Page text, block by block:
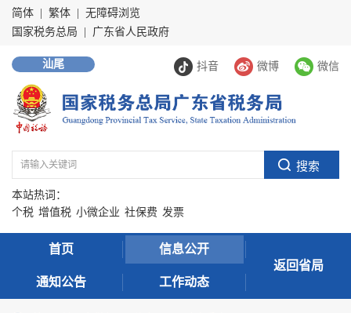
简体 繁体
无障碍浏览
国家税务总局
广东省人民政府
抖音 微博 微信
汕尾
本站热词：
个税 增值税 小微企业 社保费 发票
首页 信息公开
通知公告 工作动态
返回省局